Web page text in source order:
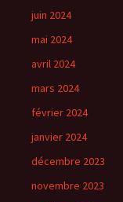
juin 2024
mai 2024
avril 2024
mars 2024
février 2024
janvier 2024
décembre 2023
novembre 2023